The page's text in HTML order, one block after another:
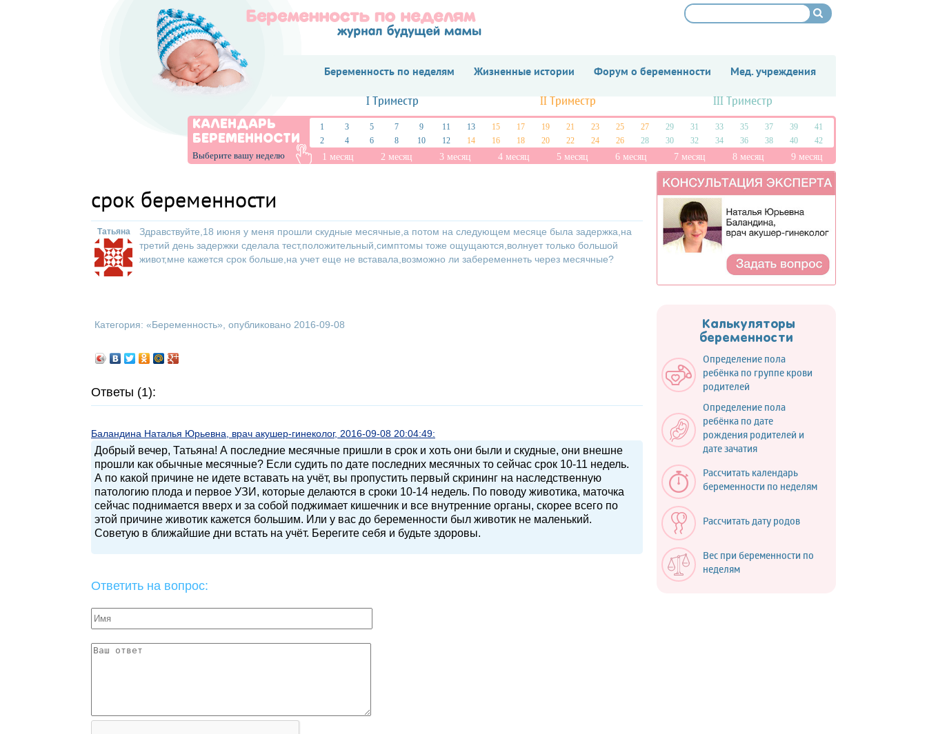
Беременность по неделям Жизненные истории Форум о беременности Мед. учреждения
I Триместр II Триместр III Триместр
КАЛЕНДАРЬ
БЕРЕМЕННОСТИ
Выберите вашу неделю
1 3 5 7 9 11 13 15 17 19 21 23 25 27 29 31 33 35 37 39
41
2
4 6 8 10 12 14 16 18 20 22 24 26 28 30 32 34 36 38 40 42
1 месяц 2 месяц 3 месяц 4 месяц 5 месяц 6 месяц 7 месяц 8 месяц 9 месяц
срок беременности
Татьяна
Здравствуйте,18 июня у меня прошли скудные месячные,а потом на следующем месяце была задержка,на
третий день задержки сделала тест,положительный,симптомы тоже ощущаются,волнует только большой
живот,мне кажется срок больше,на учет еще не вставала,возможно ли забеременнеть через месячные?
Категория: «Беременность», опубликовано 2016-09-08
Ответы (1):
Баландина Наталья Юрьевна, врач акушер-гинеколог, 2016-09-08 20:04:49:
Добрый вечер, Татьяна! А последние месячные пришли в срок и хоть они были и скудные, они внешне
прошли как обычные месячные? Если судить по дате последних месячных то сейчас срок 10-11 недель.
А по какой причине не идете вставать на учёт, вы пропустить первый скрининг на наследственную
патологию плода и первое УЗИ, которые делаются в сроки 10-14 недель. По поводу животика, маточка
сейчас поднимается вверх и за собой поджимает кишечник и все внутренние органы, скорее всего по
этой причине животик кажется большим. Или у вас до беременности был животик не маленький.
Советую в ближайшие дни встать на учёт. Берегите себя и будьте здоровы.
Ответить на вопрос:
Калькуляторы
беременности
Определение пола
ребёнка по группе крови
родителей
Определение пола
ребёнка по дате
рождения родителей и
дате зачатия
Рассчитать календарь
беременности по неделям
Рассчитать дату родов
Вес при беременности по
неделям